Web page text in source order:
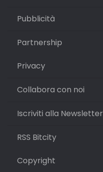
Pubblicità
Partnership
Privacy
Collabora con noi
Iscriviti alla Newsletter
RSS Bitcity
Copyright